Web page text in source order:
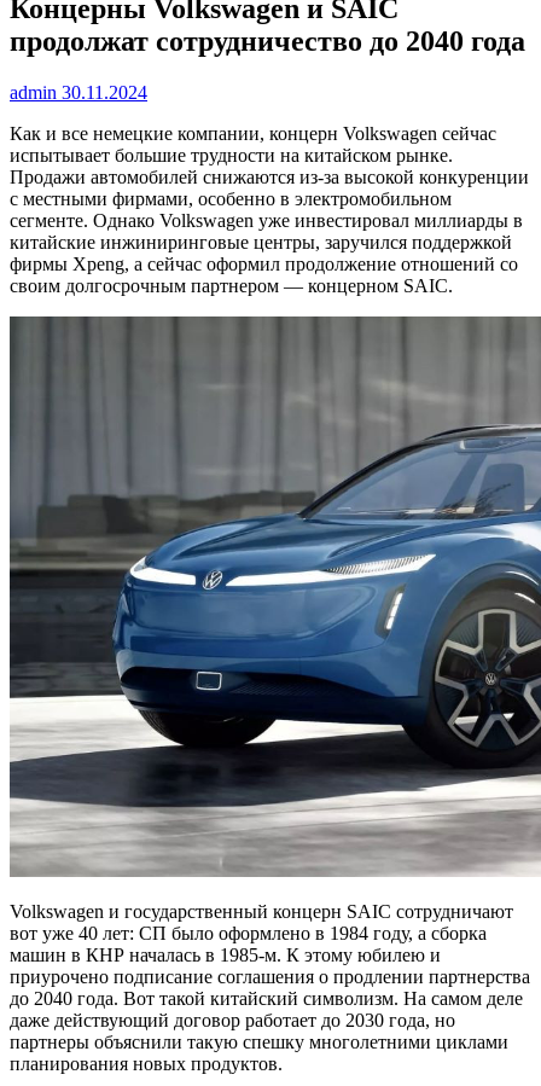
Концерны Volkswagen и SAIC
продолжат сотрудничество до 2040 года
admin 30.11.2024
Как и все немецкие компании, концерн Volkswagen сейчас
испытывает большие трудности на китайском рынке.
Продажи автомобилей снижаются из-за высокой конкуренции
с местными фирмами, особенно в электромобильном
сегменте. Однако Volkswagen уже инвестировал миллиарды в
китайские инжиниринговые центры, заручился поддержкой
фирмы Xpeng, а сейчас оформил продолжение отношений со
своим долгосрочным партнером — концерном SAIC.
Volkswagen и государственный концерн SAIC сотрудничают
вот уже 40 лет: СП было оформлено в 1984 году, а сборка
машин в КНР началась в 1985-м. К этому юбилею и
приурочено подписание соглашения о продлении партнерства
до 2040 года. Вот такой китайский символизм. На самом деле
даже действующий договор работает до 2030 года, но
партнеры объяснили такую спешку многолетними циклами
планирования новых продуктов.